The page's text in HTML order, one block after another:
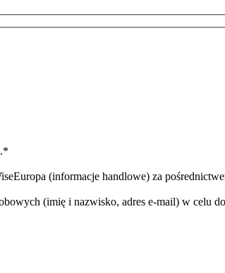
.*
(informacje handlowe) za
(imię i nazwisko, adres e-mail) w celu